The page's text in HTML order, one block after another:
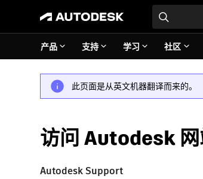
产品 支持 学习 社区
此页面是从英文机器翻译而来的。
访问 Autodesk
Autodesk Support